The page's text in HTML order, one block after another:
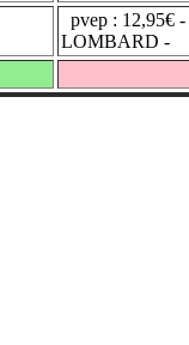
pvep : 12,95€ -
LOMBARD -